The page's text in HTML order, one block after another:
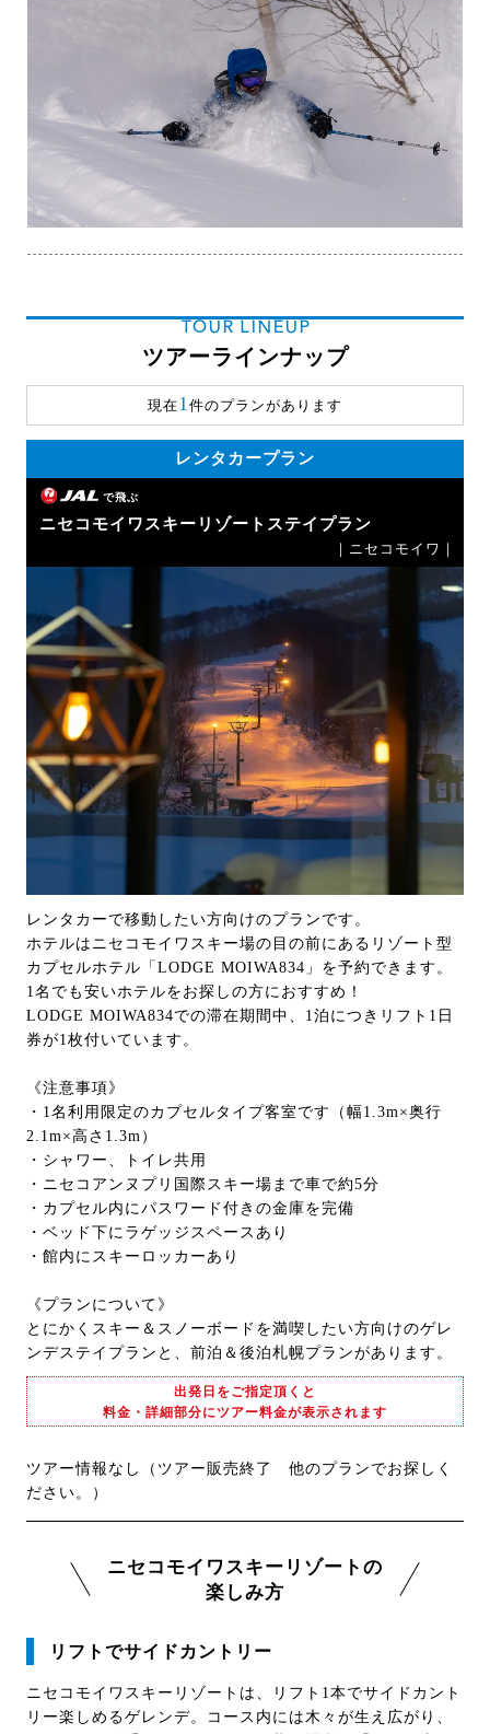
TOUR LINEUP
ツアーラインナップ
現在1 件のプランがあります
レンタカープラン
で飛ぶ
ニセコモイワスキーリゾートステイプラン
｜ニセコモイワ｜
レンタカーで移動したい方向けのプランです。
ホテルはニセコモイワスキー場の目の前にあるリゾート型
カプセルホテル「LODGE MOIWA834」を予約できます。
1名でも安いホテルをお探しの方におすすめ！
LODGE MOIWA834での滞在期間中、1泊につきリフト1日
券が1枚付いています。
《注意事項》
・1名利用限定のカプセルタイプ客室です（幅1.3m×奥行
2.1m×高さ1.3m）
・シャワー、トイレ共用
・ニセコアンヌプリ国際スキー場まで車で約5分
・カプセル内にパスワード付きの金庫を完備
・ベッド下にラゲッジスペースあり
・館内にスキーロッカーあり
《プランについて》
とにかくスキー＆スノーボードを満喫したい方向けのゲレ
ンデステイプランと、前泊＆後泊札幌プランがあります。
出発日をご指定頂くと
料金・詳細部分にツアー料金が表示されます
ツアー情報なし（ツアー販売終了 他のプランでお探しく
ださい。）
ニセコモイワスキーリゾートの
楽しみ方
リフトでサイドカントリー
ニセコモイワスキーリゾートは、リフト1本でサイドカント
リー楽しめるゲレンデ。コース内には木々が生え広がり、